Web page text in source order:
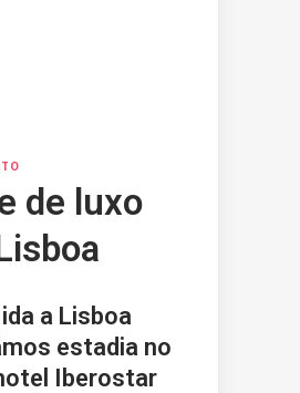
de luxo
a Lisboa
estadia no
Iberostar